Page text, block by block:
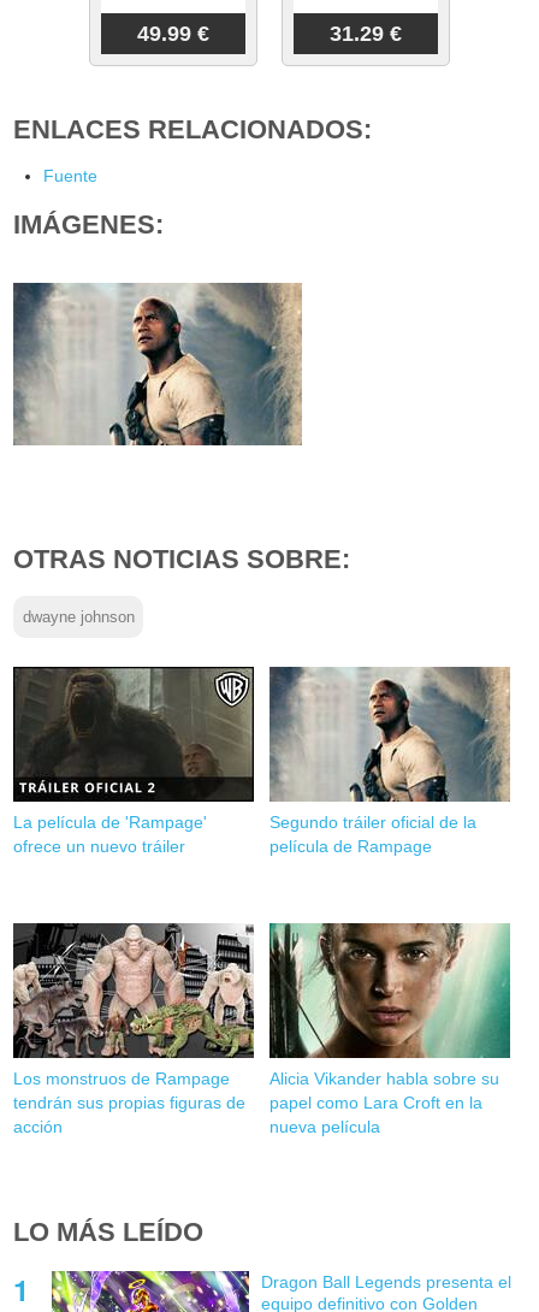
49.99 € 31.29 €
ENLACES RELACIONADOS:
Fuente
IMÁGENES:
OTRAS NOTICIAS SOBRE:
dwayne johnson
La película de 'Rampage'
ofrece un nuevo tráiler
Segundo tráiler oficial de la
película de Rampage
Los monstruos de Rampage
tendrán sus propias figuras de
acción
Alicia Vikander habla sobre su
papel como Lara Croft en la
nueva película
LO MÁS LEÍDO
Dragon Ball Legends presenta el
equipo definitivo con Golden